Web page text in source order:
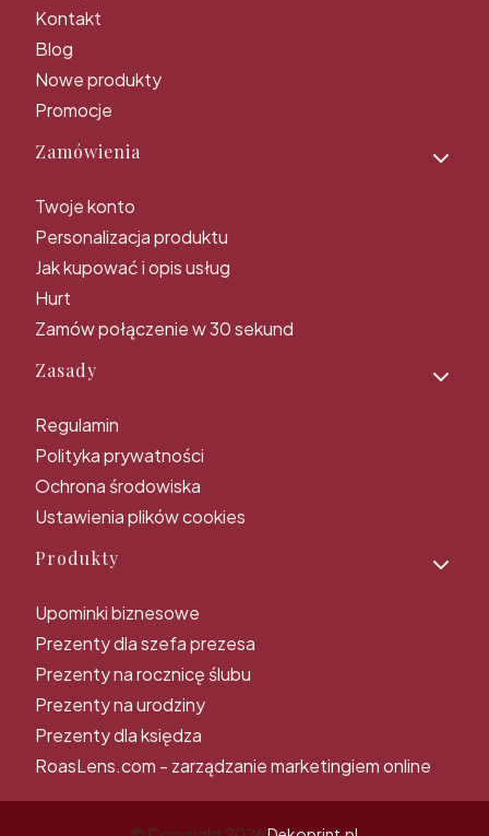
Kontakt
Blog
Nowe produkty
Promocje
Zamówienia
Twoje konto
Personalizacja produktu
Jak kupować i opis usług
Hurt
Zamów połączenie w 30 sekund
Zasady
Regulamin
Polityka prywatności
Ochrona środowiska
Ustawienia plików cookies
Produkty
Upominki biznesowe
Prezenty dla szefa prezesa
Prezenty na rocznicę ślubu
Prezenty na urodziny
Prezenty dla księdza
RoasLens.com - zarządzanie marketingiem online